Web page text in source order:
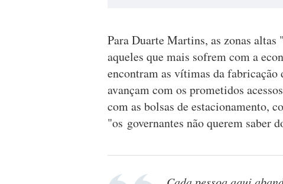
Para Duarte Martins, as zonas altas
aqueles que mais sofrem com a
encontram as vítimas da fabricação
avançam com os prometidos
com as bolsas de estacionamento,
"os governantes não querem saber